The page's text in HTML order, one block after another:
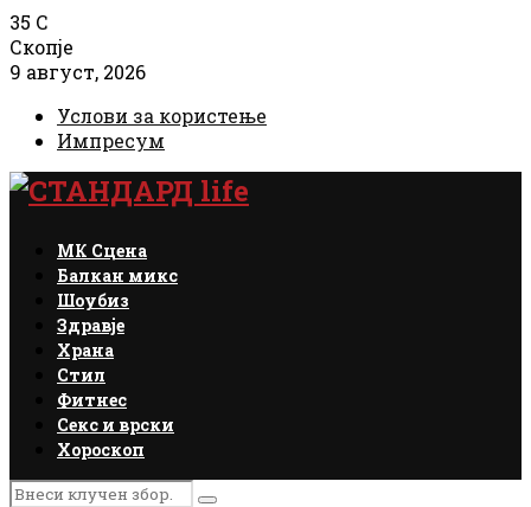
35 C
Скопје
9 август, 2026
Услови за користење
Импресум
Facebook
Instagram
Email
Rss
МК Сцена
Балкан микс
Шоубиз
Здравје
Храна
Стил
Фитнес
Секс и врски
Хороскоп
Search